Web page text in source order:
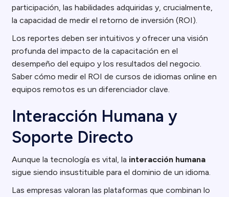
participación, las habilidades adquiridas y, crucialmente,
la capacidad de medir el retorno de inversión (ROI).
Los reportes deben ser intuitivos y ofrecer una visión
profunda del impacto de la capacitación en el
desempeño del equipo y los resultados del negocio.
Saber cómo medir el ROI de cursos de idiomas online en
equipos remotos es un diferenciador clave.
Interacción Humana y
Soporte Directo
Aunque la tecnología es vital, la interacción humana
sigue siendo insustituible para el dominio de un idioma.
Las empresas valoran las plataformas que combinan lo